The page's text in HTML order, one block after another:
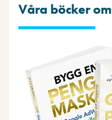
Våra böcker